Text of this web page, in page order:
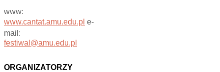
www:
www.cantat.amu.edu.pl e-
mail:
festiwal@amu.edu.pl
ORGANIZATORZY